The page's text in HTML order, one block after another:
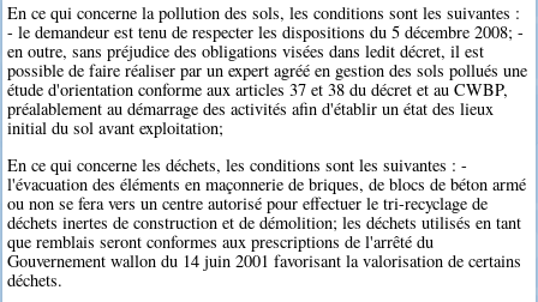
En ce qui concerne la pollution des sols, les conditions sont les suivantes :
- le demandeur est tenu de respecter les dispositions du 5 décembre 2008; -
en outre, sans préjudice des obligations visées dans ledit décret, il est
possible de faire réaliser par un expert agréé en gestion des sols pollués une
étude d'orientation conforme aux articles 37 et 38 du décret et au CWBP,
préalablement au démarrage des activités afin d'établir un état des lieux
initial du sol avant exploitation;
En ce qui concerne les déchets, les conditions sont les suivantes : -
l'évacuation des éléments en maçonnerie de briques, de blocs de béton armé
ou non se fera vers un centre autorisé pour effectuer le tri-recyclage de
déchets inertes de construction et de démolition; les déchets utilisés en tant
que remblais seront conformes aux prescriptions de l'arrêté du
Gouvernement wallon du 14 juin 2001 favorisant la valorisation de certains
déchets.